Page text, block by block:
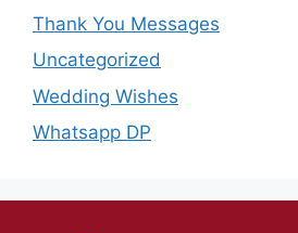
Thank You Messages
Uncategorized
Wedding Wishes
Whatsapp DP